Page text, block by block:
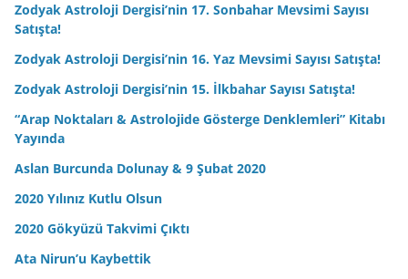
Zodyak Astroloji Dergisi’nin 17. Sonbahar Mevsimi Sayısı
Satışta!
Zodyak Astroloji Dergisi’nin 16. Yaz Mevsimi Sayısı Satışta!
Zodyak Astroloji Dergisi’nin 15. İlkbahar Sayısı Satışta!
“Arap Noktaları & Astrolojide Gösterge Denklemleri” Kitabı
Yayında
Aslan Burcunda Dolunay & 9 Şubat 2020
2020 Yılınız Kutlu Olsun
2020 Gökyüzü Takvimi Çıktı
Ata Nirun’u Kaybettik